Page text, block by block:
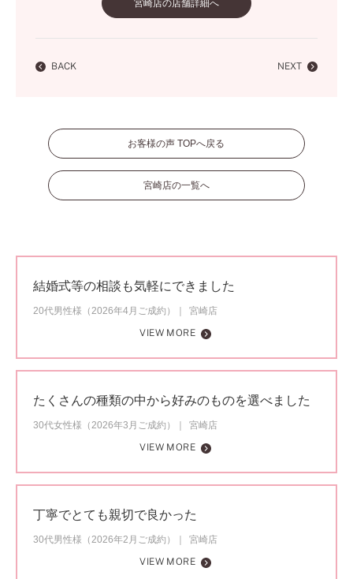
宮崎店の店舗詳細へ
BACK NEXT
お客様の声 TOPへ戻る
宮崎店の一覧へ
結婚式等の相談も気軽にできました
20代男性様（2026年4月ご成約）
宮崎店
VIEW MORE
たくさんの種類の中から好みのものを選べました
30代女性様（2026年3月ご成約）
宮崎店
VIEW MORE
丁寧でとても親切で良かった
30代男性様（2026年2月ご成約）
宮崎店
VIEW MORE